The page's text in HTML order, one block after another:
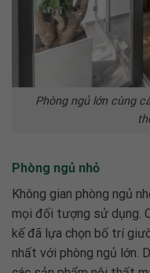
Phòng ngủ lớn cùng
Phòng ngủ nhỏ
Không gian phòng ngủ
mọi đối tượng sử dụng.
kế đã lựa chọn bố trí
nhất với phòng ngủ lớn.